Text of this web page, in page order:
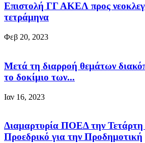
Επιστολή ΓΓ ΑΚΕΛ προς
τετράμηνα
Φεβ 20, 2023
Μετά τη διαρροή θεμάτων
το δοκίμιο των...
Ιαν 16, 2023
Διαμαρτυρία ΠΟΕΔ την Τετάρτη
Προεδρικό για την Προδημοτική